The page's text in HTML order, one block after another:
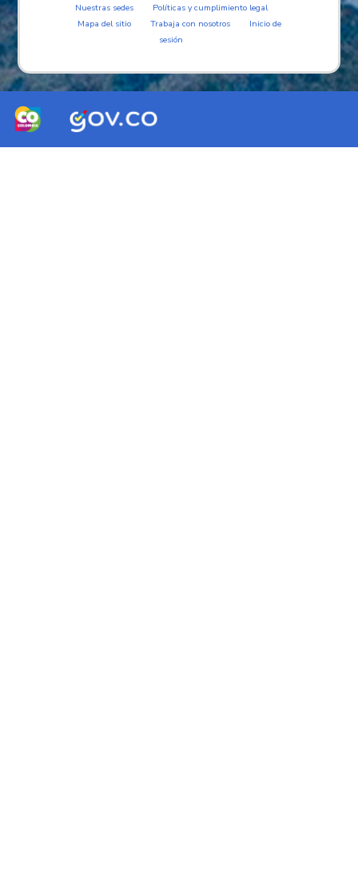
Nuestras sedes
Políticas y cumplimiento legal
Mapa del sitio
Trabaja con nosotros
Inicio de
sesión